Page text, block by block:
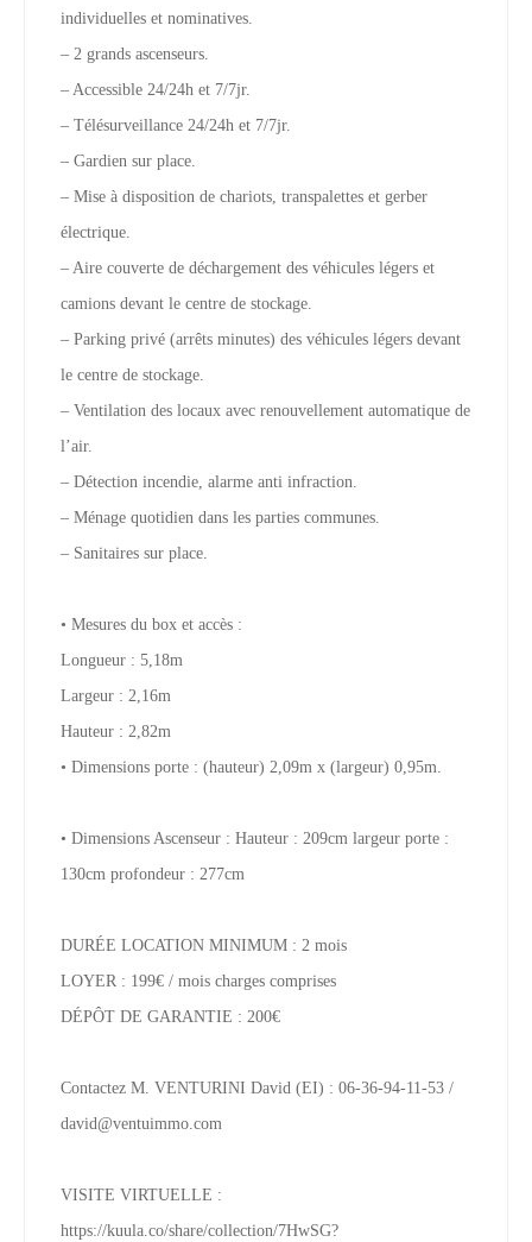
individuelles et nominatives.
– 2 grands ascenseurs.
– Accessible 24/24h et 7/7jr.
– Télésurveillance 24/24h et 7/7jr.
– Gardien sur place.
– Mise à disposition de chariots, transpalettes et gerber
électrique.
– Aire couverte de déchargement des véhicules légers et
camions devant le centre de stockage.
– Parking privé (arrêts minutes) des véhicules légers devant
le centre de stockage.
– Ventilation des locaux avec renouvellement automatique de
l’air.
– Détection incendie, alarme anti infraction.
– Ménage quotidien dans les parties communes.
– Sanitaires sur place.
• Mesures du box et accès :
Longueur : 5,18m
Largeur : 2,16m
Hauteur : 2,82m
• Dimensions porte : (hauteur) 2,09m x (largeur) 0,95m.
• Dimensions Ascenseur : Hauteur : 209cm largeur porte :
130cm profondeur : 277cm
DURÉE LOCATION MINIMUM : 2 mois
LOYER : 199€ / mois charges comprises
DÉPÔT DE GARANTIE : 200€
Contactez M. VENTURINI David (EI) : 06-36-94-11-53 /
david@ventuimmo.com
VISITE VIRTUELLE :
https://kuula.co/share/collection/7HwSG?